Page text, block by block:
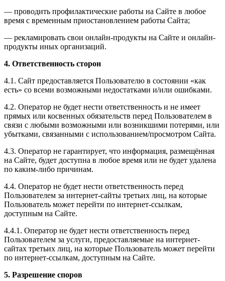
— проводить профилактические работы на Сайте в любое
время с временным приостановлением работы Сайта;
— рекламировать свои онлайн-продукты на Сайте и онлайн-
продукты иных организаций.
4. Ответственность сторон
4.1. Сайт предоставляется Пользователю в состоянии «как
есть» со всеми возможными недостатками и/или ошибками.
4.2. Оператор не будет нести ответственность и не имеет
прямых или косвенных обязательств перед Пользователем в
связи с любыми возможными или возникшими потерями, или
убытками, связанными с использованием/просмотром Сайта.
4.3. Оператор не гарантирует, что информация, размещённая
на Сайте, будет доступна в любое время или не будет удалена
по каким-либо причинам.
4.4. Оператор не будет нести ответственность перед
Пользователем за интернет-сайты третьих лиц, на которые
Пользователь может перейти по интернет-ссылкам,
доступным на Сайте.
4.4.1. Оператор не будет нести ответственность перед
Пользователем за услуги, предоставляемые на интернет-
сайтах третьих лиц, на которые Пользователь может перейти
по интернет-ссылкам, доступным на Сайте.
5. Разрешение споров